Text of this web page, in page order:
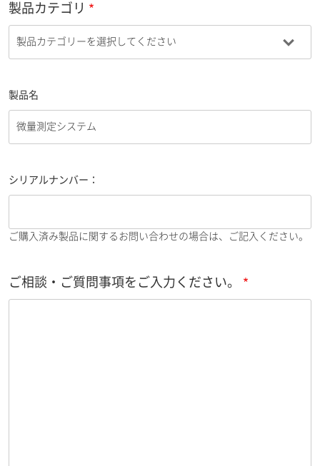
製品カテゴリ
製品名
シリアルナンバー：
ご購入済み製品に関するお問い合わせの場合は、ご記入ください。
ご相談・ご質問事項をご入力ください。